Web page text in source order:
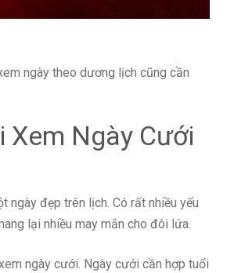
ngày theo dương lịch cũng cần
Xem Ngày Cưới
ngày đẹp trên lịch. Có rất nhiều yếu
lại nhiều may mắn cho đôi lứa.
ngày cưới. Ngày cưới cần hợp tuổi